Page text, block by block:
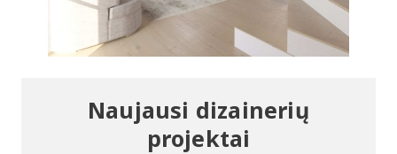
Naujausi dizainerių
projektai